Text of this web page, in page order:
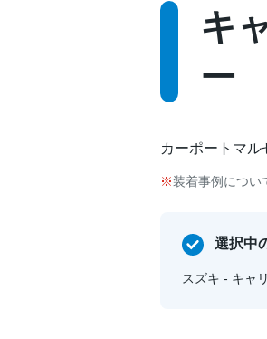
キ
ー
カーポートマル
装着事例につい
選択中
スズキ - キャ